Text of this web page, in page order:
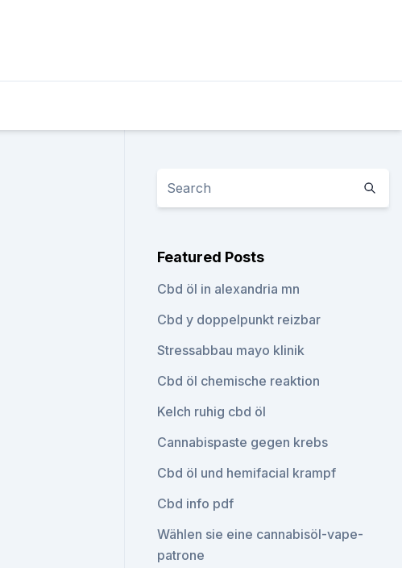
Featured Posts
Cbd öl in alexandria mn
Cbd y doppelpunkt reizbar
Stressabbau mayo klinik
Cbd öl chemische reaktion
Kelch ruhig cbd öl
Cannabispaste gegen krebs
Cbd öl und hemifacial krampf
Cbd info pdf
Wählen sie eine cannabisöl-vape-
patrone